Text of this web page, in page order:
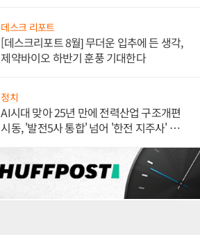
데스크 리포트
[데스크리포트 8월] 무더운 입추에 든 생각,
제약바이오 하반기 훈풍 기대한다
정치
AI시대 맞아 25년 만에 전력산업 구조개편
시동, '발전5사 통합' 넘어 '한전 지주사' 재편